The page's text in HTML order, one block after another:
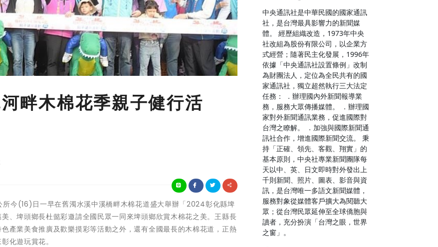
畔木棉花季親子健行活
今(16)日一早在舊濁水溪中溪橋畔木棉花道盛大舉辦「2024彰化縣埤
、埤頭鄉長杜懿彩邀請全國民眾一同來埤頭鄉欣賞木棉花之美。王縣長
產業美食推廣及歡樂摸彩等活動之外，還有全國最長的木棉花道，正熱
化遊玩賞花。
中央通訊社是中華民國的國家通訊
社，是台灣最具影響力的新聞媒
體。 經歷組織改造，1973年中央
社改組為股份有限公司，以企業方
式經營；隨著民主化發展，1996年
依據「中央通訊社設置條例」改制
為財團法人，定位為全民共有的國
家通訊社，獨立超然執行三大法定
任務： ．辦理國內外新聞報導業
務，服務大眾傳播媒體。 ．辦理國
家對外新聞通訊業務，促進國際對
台灣之瞭解。 ．加強與國際新聞通
訊社合作，增進國際新聞交流。 秉
持「正確、領先、客觀、翔實」的
基本原則，中央社專業新聞團隊每
天以中、英、日文即時對外發出上
千則新聞、照片、圖表、影音與資
訊，是台灣唯一多語文新聞媒體，
服務對象從媒體客戶擴大為閱聽大
眾；從台灣民眾延伸至全球僑胞與
讀者，充分扮演「台灣之眼，世界
之窗」。